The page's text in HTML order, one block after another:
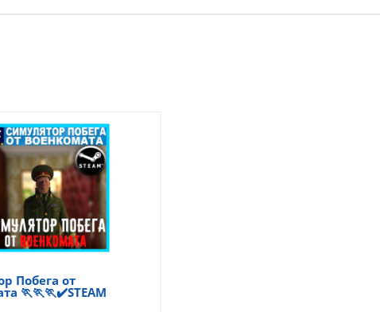
Побега от
🏃🏃🏃✔️STEAM